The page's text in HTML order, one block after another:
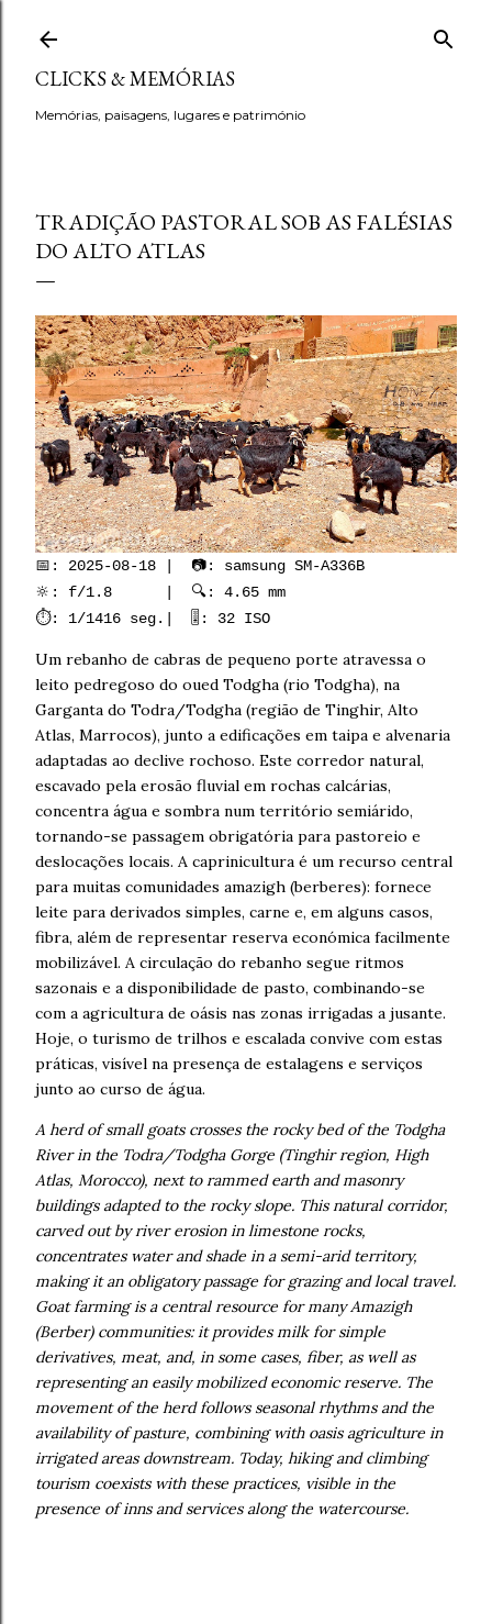
CLICKS & MEMÓRIAS
Memórias, paisagens, lugares e património
TRADIÇÃO PASTORAL SOB AS FALÉSIAS
DO ALTO ATLAS
📅: 2025-08-18 | 📷: samsung SM-A336B
🔆: f/1.8 | 🔍: 4.65 mm
⏱️: 1/1416 seg.| 🎚️: 32 ISO
Um rebanho de cabras de pequeno porte atravessa o
leito pedregoso do oued Todgha (rio Todgha), na
Garganta do Todra/Todgha (região de Tinghir, Alto
Atlas, Marrocos), junto a edificações em taipa e alvenaria
adaptadas ao declive rochoso. Este corredor natural,
escavado pela erosão fluvial em rochas calcárias,
concentra água e sombra num território semiárido,
tornando-se passagem obrigatória para pastoreio e
deslocações locais. A caprinicultura é um recurso central
para muitas comunidades amazigh (berberes): fornece
leite para derivados simples, carne e, em alguns casos,
fibra, além de representar reserva económica facilmente
mobilizável. A circulação do rebanho segue ritmos
sazonais e a disponibilidade de pasto, combinando-se
com a agricultura de oásis nas zonas irrigadas a jusante.
Hoje, o turismo de trilhos e escalada convive com estas
práticas, visível na presença de estalagens e serviços
junto ao curso de água.
A herd of small goats crosses the rocky bed of the Todgha
River in the Todra/Todgha Gorge (Tinghir region, High
Atlas, Morocco), next to rammed earth and masonry
buildings adapted to the rocky slope. This natural corridor,
carved out by river erosion in limestone rocks,
concentrates water and shade in a semi-arid territory,
making it an obligatory passage for grazing and local travel.
Goat farming is a central resource for many Amazigh
(Berber) communities: it provides milk for simple
derivatives, meat, and, in some cases, fiber, as well as
representing an easily mobilized economic reserve. The
movement of the herd follows seasonal rhythms and the
availability of pasture, combining with oasis agriculture in
irrigated areas downstream. Today, hiking and climbing
tourism coexists with these practices, visible in the
presence of inns and services along the watercourse.